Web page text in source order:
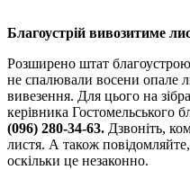
Благоустрій вивозитиме
Розширено штат
не спалювали восени опале
вивезення. Для цього на
керівника Гостомельського
(096) 280-34-63. Дзвоніть,
листя. А також
оскільки це незаконно.